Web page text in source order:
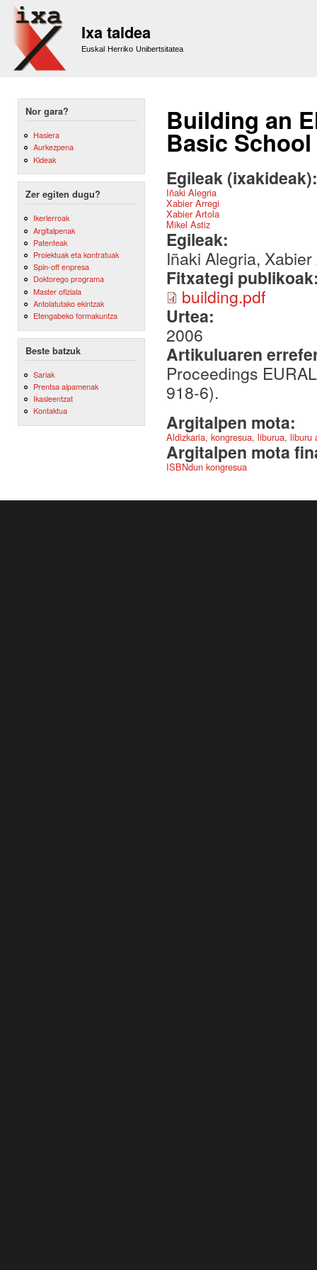
Ixa taldea
Euskal Herriko Unibertsitatea
Nor gara?
Hasiera
Aurkezpena
Kideak
Zer egiten dugu?
Ikerlerroak
Argitalpenak
Patenteak
Proiektuak eta kontratuak
Spin-off enpresa
Doktorego programa
Master ofiziala
Antolatutako ekintzak
Etengabeko formakuntza
Beste batzuk
Sariak
Prentsa aipamenak
Ikasleentzat
Kontaktua
Building an
Basic
Egileak
Iñaki Alegria
Xabier Arregi
Xabier Artola
Mikel Astiz
Egileak:
Iñaki Alegria,
Fitxategi
building.pdf
Urtea:
2006
Artikuluaren
Proceedings
918-6).
Argitalpen mota:
Aldizkaria, kongresua, liburua,
Argitalpen mota
ISBNdun kongresua